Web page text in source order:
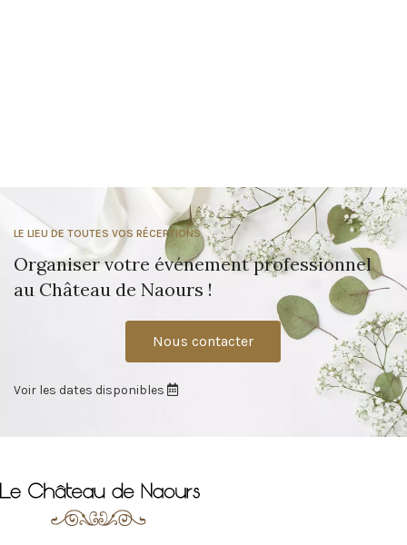
LE LIEU DE TOUTES VOS RÉCEPTIONS
Organiser votre événement professionnel
au Château de Naours !
Nous contacter
Voir les dates disponibles